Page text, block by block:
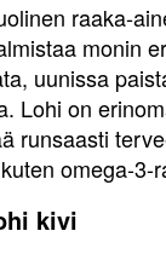
raaka-
monin
uunissa
Lohi on
runsaasti
omega-3-
kivi